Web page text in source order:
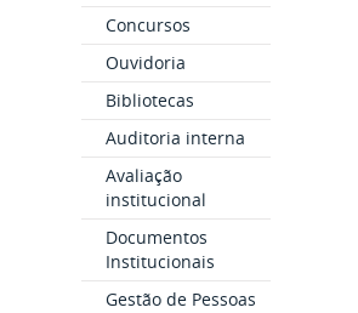
Concursos
Ouvidoria
Bibliotecas
Auditoria interna
Avaliação
institucional
Documentos
Institucionais
Gestão de Pessoas